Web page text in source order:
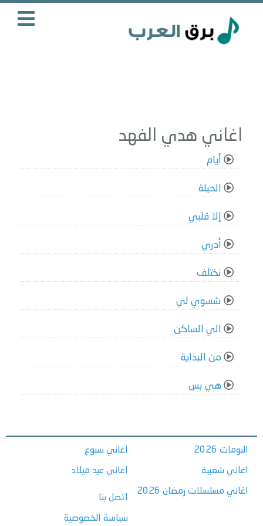
اغاني هدي الفهد
أيام
الحيلة
إلا قلبي
أدري
نختلف
شسوي لي
الي الساكن
من البداية
هي بس
البومات 2026
اغاني شعبية
اغاني مسلسلات رمضان 2026
اغاني سبوع
اغاني عيد ميلاد
اتصل بنا
سياسة الخصوصية